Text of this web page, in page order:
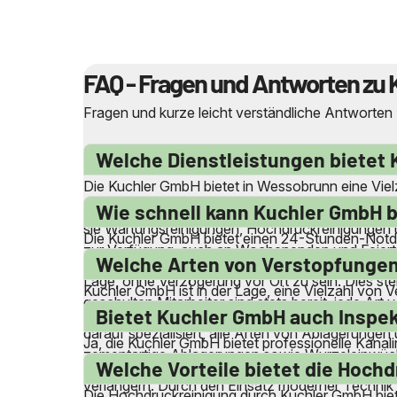
FAQ - Fragen und Antworten
Fragen und kurze leicht verständliche
Welche Dienstleistungen bietet
Die Kuchler GmbH bietet in Wessobrunn eine
Kanalsanierung. Sie sind spezialisiert auf die
sie Wartungsreinigungen,
zur Verfügung, auch an Wochenenden und
Wie schnell kann Kuchler
Die Kuchler GmbH bietet einen 24-Stunden-
oder an Feiertagen, sie sind jederzeit
Lage, ohne Verzögerung vor Ort zu sein. Dies
geschulten Mitarbeiter sind stets bereit, jede Art
Welche Arten von
Kuchler GmbH ist in der Lage, eine Vielzahl
Spülbecken. Sie können auch Verstopfungen
darauf spezialisiert, alle Arten von
zementartige Ablagerungen sowie
Abfluss- und Rohrprobleme.
Bietet Kuchler GmbH auch
Ja, die Kuchler GmbH bietet professionelle
Diese Inspektionen sind ein wichtiger
verlängern. Durch den Einsatz moderner
Welche Vorteile bietet die